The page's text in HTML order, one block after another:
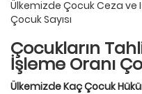
Ülkemizde Çocuk Ceza ve
Çocuk Sayısı
Çocukların
İşleme Oranı
Ülkemizde Kaç Çocuk